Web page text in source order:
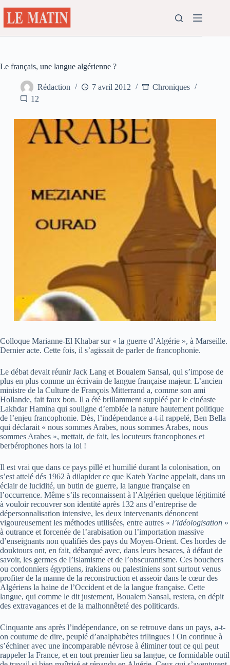
au
contenu
Le français, une langue algérienne ?
Rédaction 7 avril 2012
Chroniques
12
Colloque Marianne-El Khabar sur « la guerre d’Algérie », à Marseille.
Dernier acte. Cette fois, il s’agissait de parler de francophonie.
Le débat devait réunir Jack Lang et Boualem Sansal, qui s’impose de
plus en plus comme un écrivain de langue française majeur. L’ancien
ministre de la Culture de François Mitterrand a, comme son ami
Hollande, fait faux bon. Il a été brillamment suppléé par le cinéaste
Lakhdar Hamina qui souligne d’emblée la nature hautement politique
de l’enjeu francophonie. Dès, l’indépendance a-t-il rappelé, Ben Bella
qui déclarait « nous sommes Arabes, nous sommes Arabes, nous
sommes Arabes », mettait, de fait, les locuteurs francophones et
berbérophones hors la loi !
Il est vrai que dans ce pays pillé et humilié durant la colonisation, on
s’est attelé dés 1962 à dilapider ce que Kateb Yacine appelait, dans un
éclair de lucidité, un butin de guerre, la langue française en
l’occurrence. Même s’ils reconnaissent à l’Algérien quelque légitimité
à vouloir recouvrer son identité après 132 ans d’entreprise de
dépersonnalisation intensive, les deux intervenants dénoncent
vigoureusement les méthodes utilisées, entre autres « l’idéologisation »
à outrance et forcenée de l’arabisation ou l’importation massive
d’enseignants non qualifiés des pays du Moyen-Orient. Ces hordes de
douktours ont, en fait, débarqué avec, dans leurs besaces, à défaut de
savoir, les germes de l’islamisme et de l’obscurantisme. Ces bouchers
ou cordonniers égyptiens, irakiens ou palestiniens sont surtout venus
profiter de la manne de la reconstruction et asseoir dans le cœur des
Algériens la haine de l’Occident et de la langue française. Cette
langue, qui comme le dit justement, Boualem Sansal, restera, en dépit
des extravagances et de la malhonnêteté des politicards.
Cinquante ans après l’indépendance, on se retrouve dans un pays, a-t-
on coutume de dire, peuplé d’analphabètes trilingues ! On continue à
s’échiner avec une incomparable névrose à éliminer tout ce qui peut
rappeler la France, et en tout premier lieu sa langue, ce formidable outil